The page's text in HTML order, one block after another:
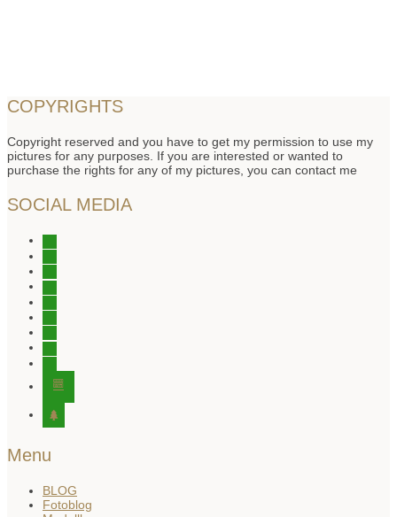
COPYRIGHTS
Copyright reserved and you have to get my permission to use my
pictures for any purposes. If you are interested or wanted to
purchase the rights for any of my pictures, you can contact me
SOCIAL MEDIA
instagram
facebook
tiktok
twitter
editor-
kitchensink
tree
Menu
BLOG
Fotoblog